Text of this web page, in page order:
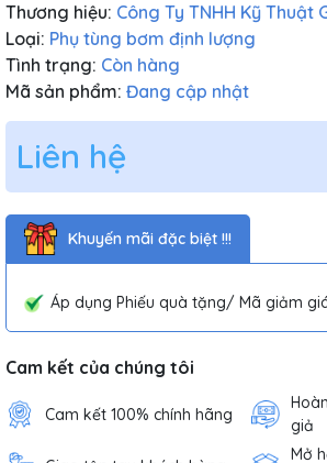
Thương hiệu: Công Ty TNHH Kỹ Thuật
Loại: Phụ tùng bơm định lượng
Tình trạng: Còn hàng
Mã sản phẩm: Đang cập nhật
Liên hệ
Khuyến mãi đặc biệt !!!
Áp dụng Phiếu quà tặng/ Mã giảm
Cam kết của chúng tôi
Cam kết 100% chính hãng
giả
Mở